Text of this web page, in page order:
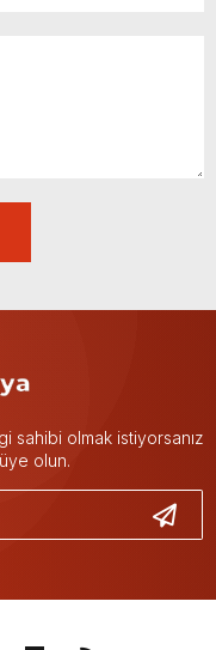
sahibi olmak istiyorsanız
olun.